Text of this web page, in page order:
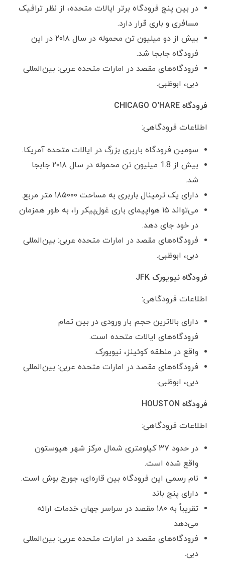
در بین پنج فرودگاه برتر ایالات متحده، از نظر ترافیک
مسافری و باری قرار دارد.
بیش از دو میلیون تن محموله در سال ۲۰۱۸ در این
فرودگاه جابجا شد.
فرودگاه‌های مقصد در امارات متحده عربی: بین‌المللی
دبی، ابوظبی.
فرودگاه CHICAGO O’HARE
اطلاعات فرودگاهی:
سومین فرودگاه باربری بزرگ در ایالات متحده آمریکا.
بیش از 1.8 میلیون تن محموله در سال ۲۰۱۸ جابجا
شد.
دارای یک ترمینال باربری به مساحت ۱۸۵۰۰۰ متر مربع.
می‌تواند ۱۵ هواپیمای باری غول‌پیکر را، به طور همزمان
در خود جای دهد.
فرودگاه‌های مقصد در امارات متحده عربی: بین‌المللی
دبی، ابوظبی.
فرودگاه نیویورک JFK
اطلاعات فرودگاهی:
دارای بالاترین حجم بار ورودی در بین تمام
فرودگاه‌های ایالات متحده است.
واقع در منطقه کوئینز، نیویورک.
فرودگاه‌های مقصد در امارات متحده عربی: بین‌المللی
دبی، ابوظبی.
فرودگاه HOUSTON
اطلاعات فرودگاهی:
در حدود ۳۷ کیلومتری شمال مرکز شهر هیوستون
واقع شده است.
نام رسمی این فرودگاه بین قاره‌ای، جورج بوش است.
دارای پنج باند
تقریباً به ۱۸۰ مقصد در سراسر جهان خدمات ارائه
می‌دهد
فرودگاه‌های مقصد در امارات متحده عربی: بین‌المللی
دبی.